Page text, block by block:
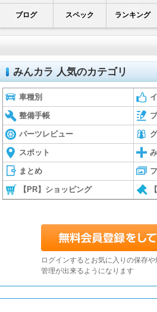
ブログ スペック ランキング
みんカラ 人気のカテゴリ
車種別
整備手帳
パーツレビュー
スポット
まとめ
【PR】ショッピング
ログインするとお気に入りの保存
管理が出来るようになります